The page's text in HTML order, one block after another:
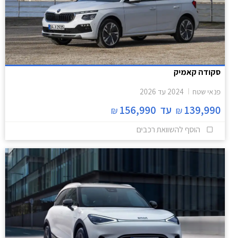
סקודה קאמיק
פנאי שטח 2024 עד 2026
139,990
₪ עד 156,990
₪
הוסף להשוואת רכבים